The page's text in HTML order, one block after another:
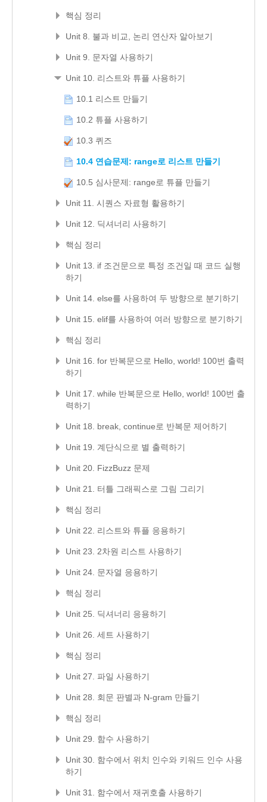
핵심 정리
Unit 8. 불과 비교, 논리 연산자 알아보기
Unit 9. 문자열 사용하기
Unit 10. 리스트와 튜플 사용하기
10.1 리스트 만들기
10.2 튜플 사용하기
10.3 퀴즈
10.4 연습문제: range로 리스트 만들기
10.5 심사문제: range로 튜플 만들기
Unit 11. 시퀀스 자료형 활용하기
Unit 12. 딕셔너리 사용하기
핵심 정리
Unit 13. if 조건문으로 특정 조건일 때 코드 실행
하기
Unit 14. else를 사용하여 두 방향으로 분기하기
Unit 15. elif를 사용하여 여러 방향으로 분기하기
핵심 정리
Unit 16. for 반복문으로 Hello, world! 100번 출력
하기
Unit 17. while 반복문으로 Hello, world! 100번 출
력하기
Unit 18. break, continue로 반복문 제어하기
Unit 19. 계단식으로 별 출력하기
Unit 20. FizzBuzz 문제
Unit 21. 터틀 그래픽스로 그림 그리기
핵심 정리
Unit 22. 리스트와 튜플 응용하기
Unit 23. 2차원 리스트 사용하기
Unit 24. 문자열 응용하기
핵심 정리
Unit 25. 딕셔너리 응용하기
Unit 26. 세트 사용하기
핵심 정리
Unit 27. 파일 사용하기
Unit 28. 회문 판별과 N-gram 만들기
핵심 정리
Unit 29. 함수 사용하기
Unit 30. 함수에서 위치 인수와 키워드 인수 사용
하기
Unit 31. 함수에서 재귀호출 사용하기